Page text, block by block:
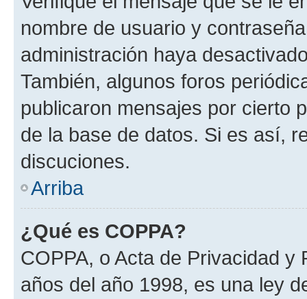
nombre de usuario y
administración haya
También, algunos foros
publicaron mensajes por cierto
de la base de datos. Si es así,
discuciones.
Arriba
¿Qué es COPPA?
COPPA, o Acta de Privacidad
años del año 1998, es una ley